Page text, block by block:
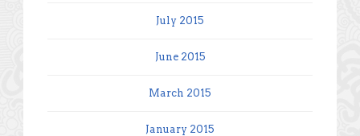
July 2015
June 2015
March 2015
January 2015